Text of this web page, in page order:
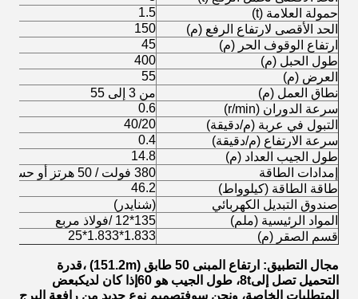
حمولة العلامة (t)
1.5
الحد الأقصى لارتفاع الرفع (م)
150
ارتفاع الوقوف الحر (م)
45
طول الحبل (م)
400
العرض (م)
55
نطاق العمل (م)
من 3 إلى 55
سرعة الدوران (r/min)
0.6
التبول في عربة (م/دقيقة)
40/20
سرعة الارتفاع (م/دقيقة)
0.4
طول الجيب العداد (م)
14.8
إمدادات الطاقة
380 فولت / 50 هرتز أو حسب متطلبات العميل
طاقة الطاقة (كيلوواط)
46.2
صندوق التبديل الكهربائي
(شنايدر)
المواد الرئيسية (ملم)
135*12 /فولاذ مربع
قسم الصقر (م)
1.833*1.833*25
مجال التطبيق: ارتفاع المبنى 50 طابق (151.2m) ،
قدرة
التحميل تصل إلى 8t، طول الجيب هو 60 إذا كان لديكبعض
المتطلبات الخاصة، ونحن سوفتصميم نوع جديد من رافعة البرج